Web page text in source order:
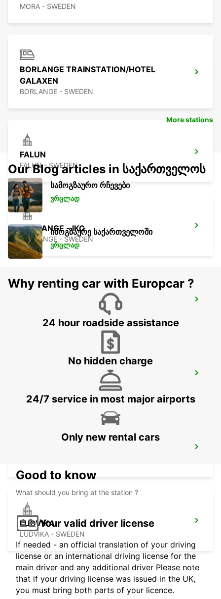
MORA - SWEDEN
BORLANGE TRAINSTATION/HOTEL
GALAXEN
BORLANGE - SWEDEN
FALUN
FALUN - SWEDEN
BORLANGE - IKC
BORLANGE - SWEDEN
FALUN TRAIN STATION
LUDVIKA
LUDVIKA - SWEDEN
More stations
Our Blog articles in საქართველოს
სამოგზაურო რჩევები
ვრცლად
იმოგზაურე საქართველოში
ვრცლად
Why renting car with Europcar ?
24 hour roadside assistance
No hidden charge
24/7 service in most major airports
Only new rental cars
Good to know
What should you bring at the station ?
Your valid driver license
If needed - an official translation of your driving
license or an international driving license for the
main driver and any additional driver Please note
that if your driving license was issued in the UK,
you must bring both parts of your licence.